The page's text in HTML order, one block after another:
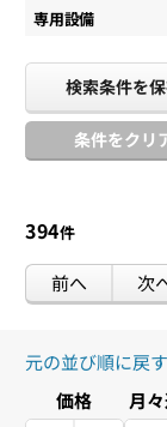
専用設備
検索条件を
条件をクリ
394件
前へ 次
元の並び順に戻
価格
月